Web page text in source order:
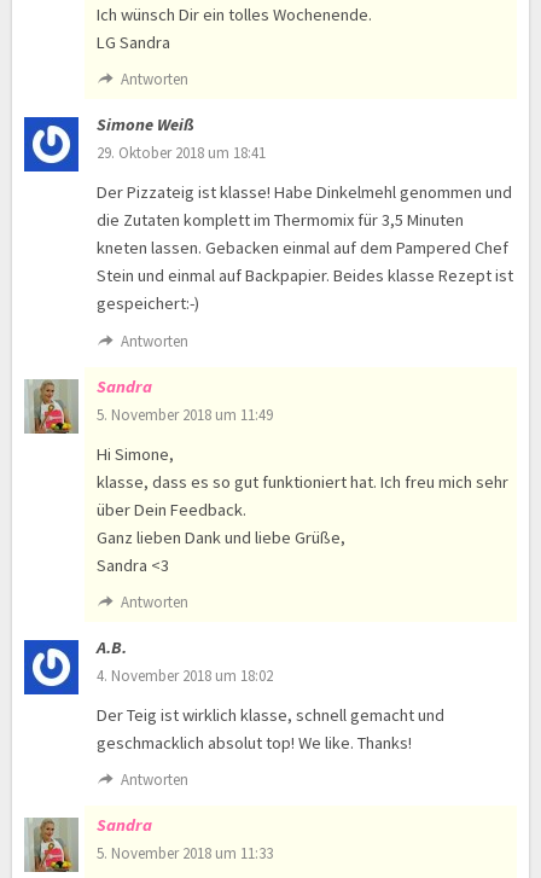
Ich wünsch Dir ein tolles Wochenende.
LG Sandra
Antworten
Simone Weiß
29. Oktober 2018 um 18:41
Der Pizzateig ist klasse! Habe Dinkelmehl genommen und
die Zutaten komplett im Thermomix für 3,5 Minuten
kneten lassen. Gebacken einmal auf dem Pampered Chef
Stein und einmal auf Backpapier. Beides klasse Rezept ist
gespeichert:-)
Antworten
Sandra
5. November 2018 um 11:49
Hi Simone,
klasse, dass es so gut funktioniert hat. Ich freu mich sehr
über Dein Feedback.
Ganz lieben Dank und liebe Grüße,
Sandra <3
Antworten
A.B.
4. November 2018 um 18:02
Der Teig ist wirklich klasse, schnell gemacht und
geschmacklich absolut top! We like. Thanks!
Antworten
Sandra
5. November 2018 um 11:33